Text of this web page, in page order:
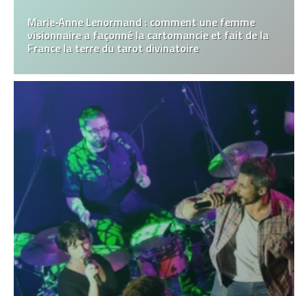
Marie‑Anne Lenormand : comment une femme
visionnaire a façonné la cartomancie et fait de la
France la terre du tarot divinatoire